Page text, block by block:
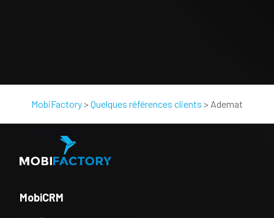
MobiFactory>Quelques références clients > Ademat
MobiCRM